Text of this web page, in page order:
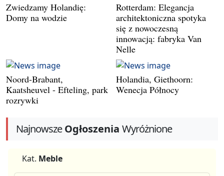
Zwiedzamy Holandię:
Domy na wodzie
Rotterdam: Elegancja
architektoniczna spotyka
się z nowoczesną
innowacją: fabryka Van
Nelle
Noord-Brabant,
Kaatsheuvel - Efteling, park
rozrywki
Holandia, Giethoorn:
Wenecja Północy
NajnowszeOgłoszenia Wyróżnione
Kat. Meble